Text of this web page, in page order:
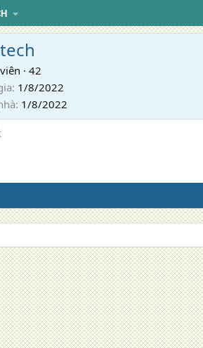
· 42
1/8/2022
1/8/2022